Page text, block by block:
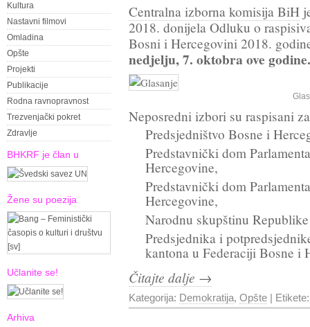
Kultura
Nastavni filmovi
Omladina
Opšte
Projekti
Publikacije
Rodna ravnopravnost
Trezvenjački pokret
Zdravlje
BHKRF je član u
Žene su poezija
Učlanite se!
Arhiva
Centralna izborna komisija BiH
2018. donijela Odluku o
Bosni i Hercegovini 2018.
nedjelju, 7. oktobra ove godine.
Neposredni izbori su raspisani
Predsjedništvo Bosne i
Predstavnički dom
Hercegovine,
Predstavnički dom
Hercegovine,
Narodnu skupštinu
Predsjednika i
kantona u Federaciji Bosne i
Čitajte dalje →
Kategorija: Demokratija, Opšte |